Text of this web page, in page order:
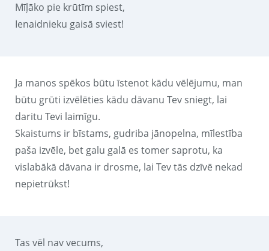
Mīļāko pie krūtīm spiest,
Ienaidnieku gaisā sviest!
Ja manos spēkos būtu īstenot kādu vēlējumu, man
būtu grūti izvēlēties kādu dāvanu Tev sniegt, lai
daritu Tevi laimīgu.
Skaistums ir bīstams, gudriba jānopelna, mīlestība
paša izvēle, bet galu galā es tomer saprotu, ka
vislabākā dāvana ir drosme, lai Tev tās dzīvē nekad
nepietrūkst!
Tas vēl nav vecums,